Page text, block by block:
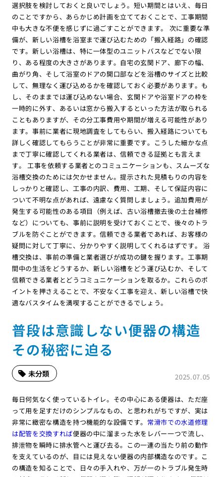
選択肢を検討しておくと良いでしょう。短い期間とはいえ、毎日
のことですから、あらかじめ計画を立てておくことで、工事期間
中も大きな不便を感じずに過ごすことができます。 次に重要な準
備が、新しい浴槽を浴室まで運び込むための「搬入経路」の確認
です。新しい浴槽は、特に一体型のユニットバスなどでない限
り、ある程度の大きさがあります。自宅の玄関ドア、廊下の幅、
曲がり角、そして浴室のドアの開口部などを浴槽のサイズと比較
して、無理なく運び込めるかを確認しておく必要があります。も
し、そのままでは運び込めない場合、玄関ドアや浴室ドアの枠を
一時的に外す、あるいは窓から搬入するといった方法が取られる
こともありますが、その分工事費用や期間が増える可能性があり
ます。事前に業者に現地調査をしてもらい、搬入経路についても
詳しく確認してもらうことが非常に重要です。こうした細かな点
まで丁寧に確認してくれる業者は、信頼できる証拠とも言えま
す。 工事を依頼する業者とのコミュニケーションも、スムーズな
浴槽交換のためには欠かせません。提示された見積もりの内容を
しっかりと確認し、工事の内訳、費用、工期、そして保証内容に
ついて不明な点があれば、遠慮なく質問しましょう。追加費用が
発生する可能性のある項目（例えば、古い浴槽撤去後の土台補修
など）についても、事前に説明を受けておくことで、後々のトラ
ブルを防ぐことができます。信頼できる業者であれば、お客様の
疑問に対して丁寧に、分かりやすく説明してくれるはずです。 浴
槽交換は、事前の準備と業者選びが成功の鍵を握ります。工事期
間中の生活をどうするか、新しい浴槽をどう運び込むか、そして
信頼できる業者とどうコミュニケーションを取るか。これらのポ
イントを押さえることで、不安なく工事を迎え、新しい浴槽で快
適なバスタイムを満喫することができるでしょう。
普段は意識しない便器の構造
その秘密に迫る
2025.07.05
未分類
毎日何気なく使っているトイレ。その中心にある便器は、ただ座
って用を足すだけのシンプルなもの、と思われがちですが、実は
非常に緻密な構造を持つ機能的な設備です。 常滑市での水道修理
は配管を交換すれば便器の中に溜まった水をレバー一つで流し、
排泄物を瞬時に排水管へと運び去る。この一連の当たり前の動作
を支えているのが、目には見えない便器の内部構造なのです。こ
の構造を知ることで、日々の手入れや、万が一のトラブル発生時